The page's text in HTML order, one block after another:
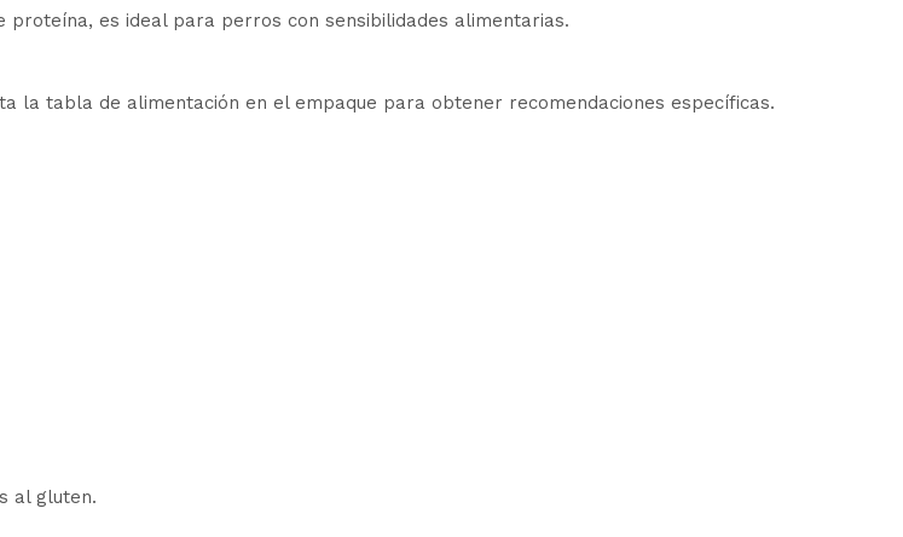
es ideal para perros con sensibilidades alimentarias.
la tabla de alimentación en el empaque para obtener recomendaciones específicas.
al gluten.